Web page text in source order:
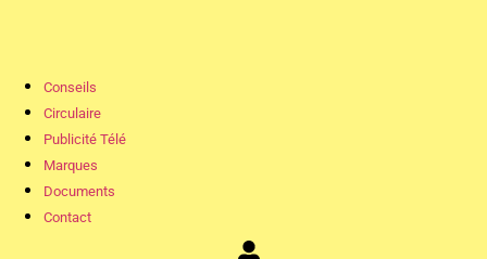
Conseils
Circulaire
Publicité Télé
Marques
Documents
Contact